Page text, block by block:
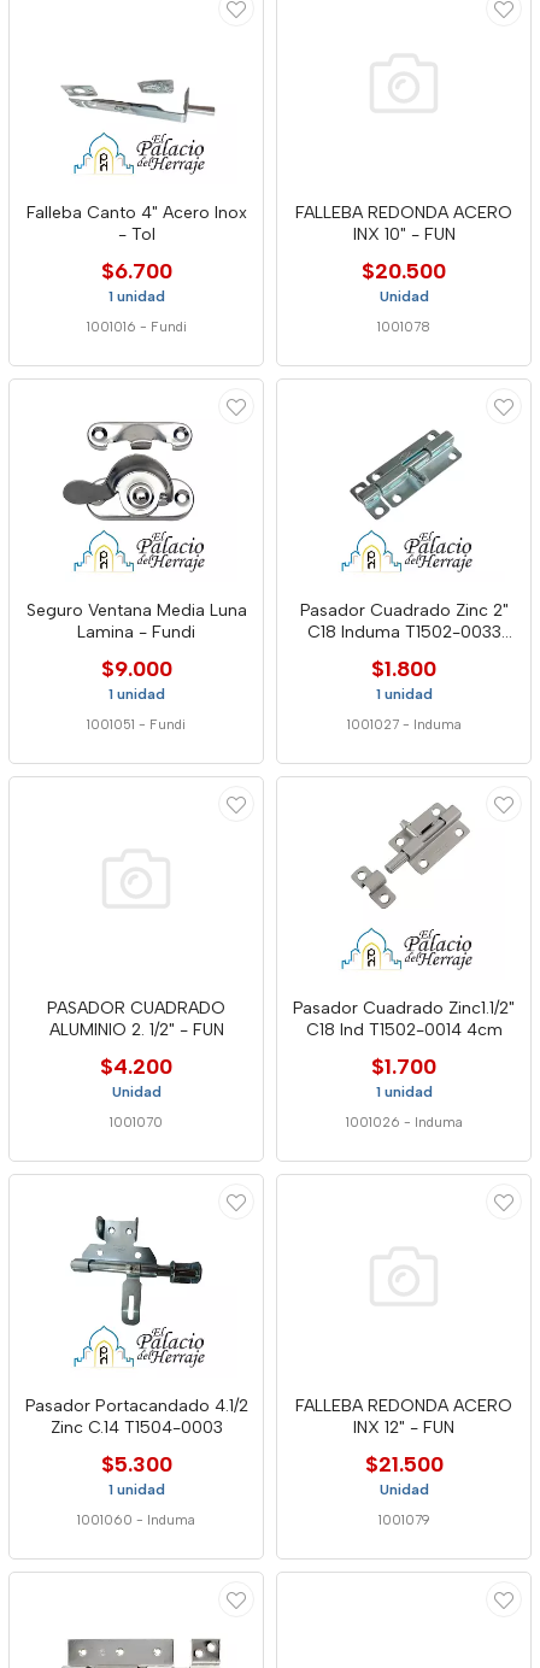
Falleba Canto 4" Acero Inox
- Tol
$6.700
1 unidad
1001016 - Fundi
FALLEBA REDONDA ACERO
INX 10" - FUN
$20.500
Unidad
1001078
Seguro Ventana Media Luna
Lamina - Fundi
$9.000
1 unidad
1001051 - Fundi
Pasador Cuadrado Zinc 2"
C18 Induma T1502-0033
$1.800
1 unidad
1001027 - Induma
PASADOR CUADRADO
ALUMINIO 2. 1/2" - FUN
$4.200
Unidad
1001070
Pasador Cuadrado Zinc1.1/2"
C18 Ind T1502-0014 4cm
$1.700
1 unidad
1001026 - Induma
Pasador Portacandado 4.1/2
Zinc C.14 T1504-0003
$5.300
1 unidad
1001060 - Induma
FALLEBA REDONDA ACERO
INX 12" - FUN
$21.500
Unidad
1001079